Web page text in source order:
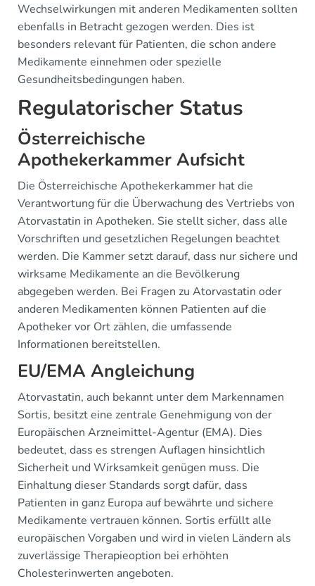
Wechselwirkungen mit anderen Medikamenten sollten
ebenfalls in Betracht gezogen werden. Dies ist
besonders relevant für Patienten, die schon andere
Medikamente einnehmen oder spezielle
Gesundheitsbedingungen haben.
Regulatorischer Status
Österreichische
Apothekerkammer Aufsicht
Die Österreichische Apothekerkammer hat die
Verantwortung für die Überwachung des Vertriebs von
Atorvastatin in Apotheken. Sie stellt sicher, dass alle
Vorschriften und gesetzlichen Regelungen beachtet
werden. Die Kammer setzt darauf, dass nur sichere und
wirksame Medikamente an die Bevölkerung
abgegeben werden. Bei Fragen zu Atorvastatin oder
anderen Medikamenten können Patienten auf die
Apotheker vor Ort zählen, die umfassende
Informationen bereitstellen.
EU/EMA Angleichung
Atorvastatin, auch bekannt unter dem Markennamen
Sortis, besitzt eine zentrale Genehmigung von der
Europäischen Arzneimittel-Agentur (EMA). Dies
bedeutet, dass es strengen Auflagen hinsichtlich
Sicherheit und Wirksamkeit genügen muss. Die
Einhaltung dieser Standards sorgt dafür, dass
Patienten in ganz Europa auf bewährte und sichere
Medikamente vertrauen können. Sortis erfüllt alle
europäischen Vorgaben und wird in vielen Ländern als
zuverlässige Therapieoption bei erhöhten
Cholesterinwerten angeboten.